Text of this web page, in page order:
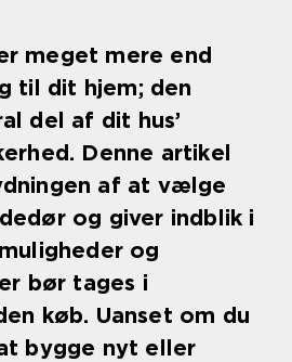
meget mere end
til dit hjem; den
del af dit hus’
Denne artikel
af at vælge
og giver indblik i
og
bør tages i
køb. Uanset om du
bygge nyt eller